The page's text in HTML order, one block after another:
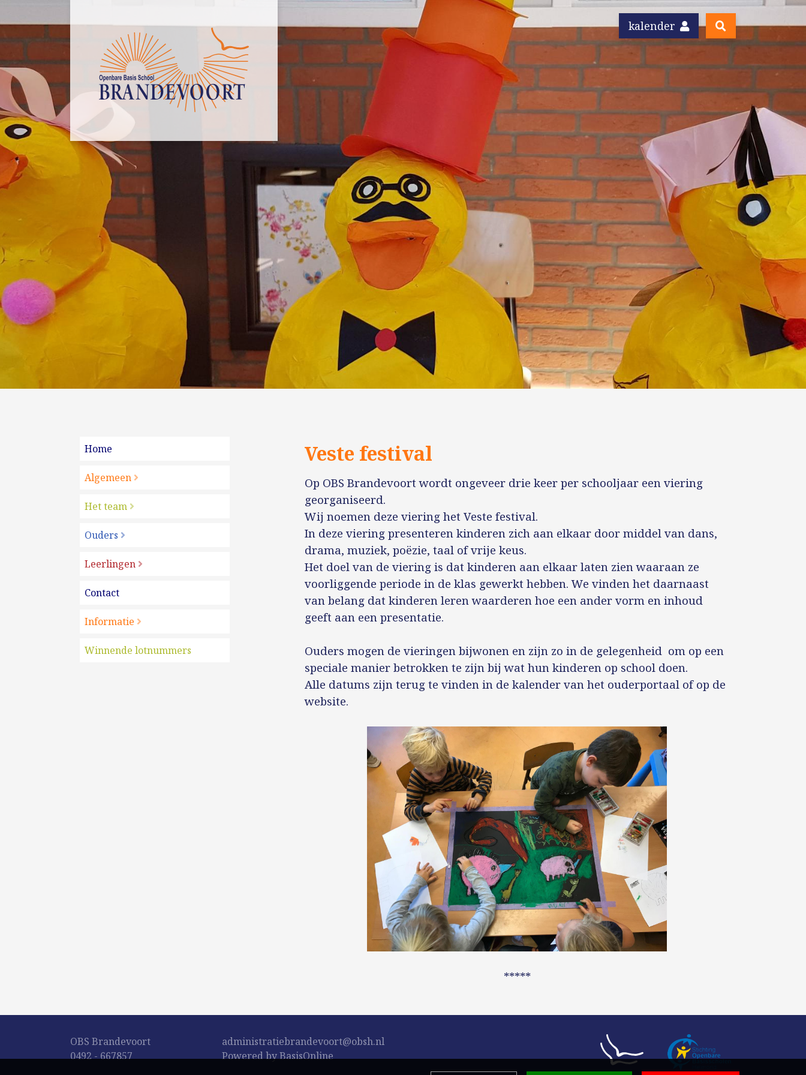
kalender
Home
Algemeen
Het team
Ouders
Leerlingen
Contact
Informatie
Winnende lotnummers
Veste festival
Op OBS Brandevoort wordt ongeveer drie keer per schooljaar een viering
georganiseerd.
Wij noemen deze viering het Veste festival.
In deze viering presenteren kinderen zich aan elkaar door middel van dans,
drama, muziek, poëzie, taal of vrije keus.
Het doel van de viering is dat kinderen aan elkaar laten zien waaraan ze
voorliggende periode in de klas gewerkt hebben. We vinden het daarnaast
van belang dat kinderen leren waarderen hoe een ander vorm en inhoud
geeft aan een presentatie.
Ouders mogen de vieringen bijwonen en zijn zo in de gelegenheid om op een
speciale manier betrokken te zijn bij wat hun kinderen op school doen.
Alle datums zijn terug te vinden in de kalender van het ouderportaal of op de
website.
*****
OBS Brandevoort
0492 - 667857
administratiebrandevoort@obsh.nl
Powered by BasisOnline